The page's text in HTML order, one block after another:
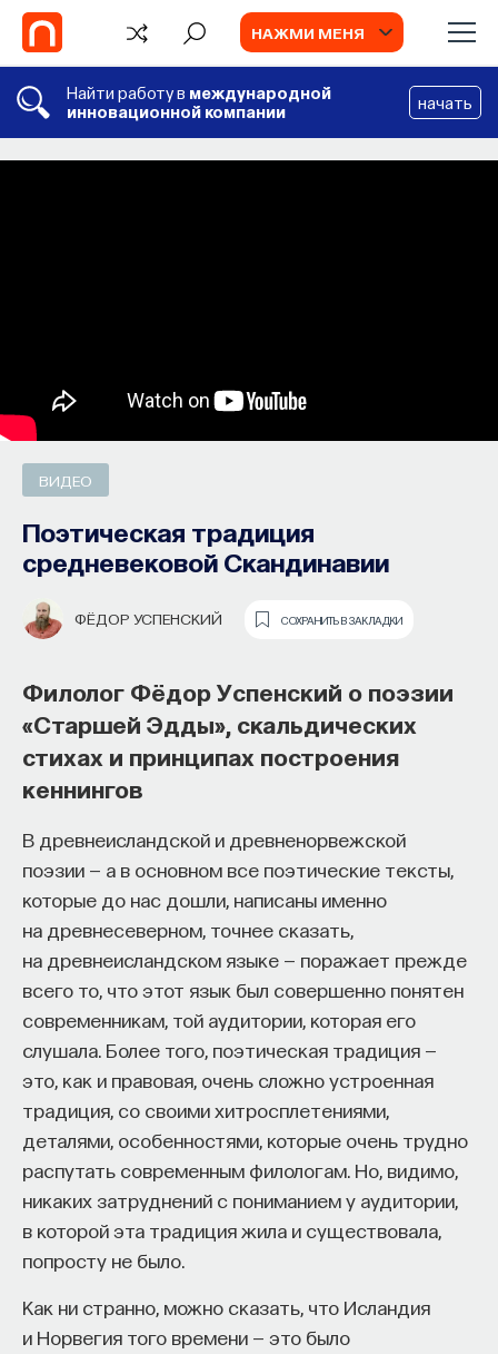
НАЖМИ МЕНЯ
Найти работу в международной
инновационной компании
начать
ВИДЕО
Поэтическая традиция
средневековой Скандинавии
ФЁДОР УСПЕНСКИЙ СОХРАНИТЬ В ЗАКЛАДКИ
Филолог Фёдор Успенский о поэзии
«Старшей Эдды», скальдических
стихах и принципах построения
кеннингов
В древнеисландской и древненорвежской
поэзии — а в основном все поэтические тексты,
которые до нас дошли, написаны именно
на древнесеверном, точнее сказать,
на древнеисландском языке — поражает прежде
всего то, что этот язык был совершенно понятен
современникам, той аудитории, которая его
слушала. Более того, поэтическая традиция —
это, как и правовая, очень сложно устроенная
традиция, со своими хитросплетениями,
деталями, особенностями, которые очень трудно
распутать современным филологам. Но, видимо,
никаких затруднений с пониманием у аудитории,
в которой эта традиция жила и существовала,
попросту не было.
Как ни странно, можно сказать, что Исландия
и Норвегия того времени — это было
БЛОГ
ПОСТНАУКА СОХРАНИТЬ В ЗАКЛАДКИ
Основатель ПостНауки Ивар
поможет найти свою нишу
в глобальных deep tech и биотех
компаниях
В 2012 годуИвар Максутовсоздал проект
ПостНаука, который дал голос учёным и навсегда
изменил медийное пространство на русском
языке. В 2021 году в Лондоне он основал компанию
Naukka, помогающую учёным
и предпринимателям превращать их идеи
в технологии и успешные стартапы. Теперь
команда ПостНауки запускает новый сервис —
Naukka Talents, рекрутинговое агентство,
созданное для поддержки специалистов,
желающих работать в глобальных инновационных
В ходе работы с научным сообществом Ивар